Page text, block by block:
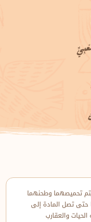
تحميصهما وطحنهما
حتى تصل المادة إلى
والعقارب